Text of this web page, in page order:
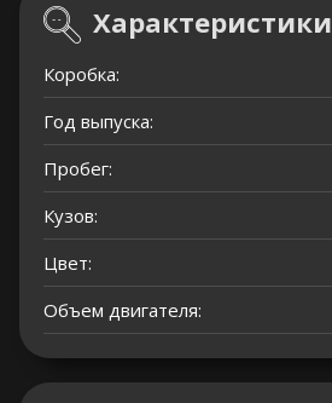
Характеристики
Коробка:
Год выпуска:
Пробег:
Кузов:
Цвет:
Объем двигателя: